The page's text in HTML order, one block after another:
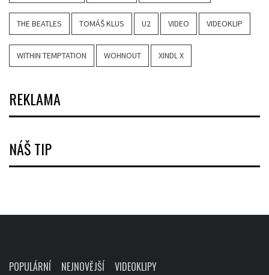
THE BEATLES TOMÁŠ KLUS U2 VIDEO VIDEOKLIP
WITHIN TEMPTATION WOHNOUT XINDL X
REKLAMA
NÁŠ TIP
POPULÁRNÍ NEJNOVĚJŠÍ VIDEOKLIPY